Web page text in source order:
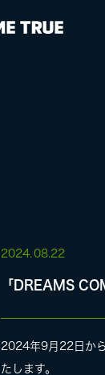
LIVE
2024. 08.22
「DREAMS
2024年9月22日か
たします。